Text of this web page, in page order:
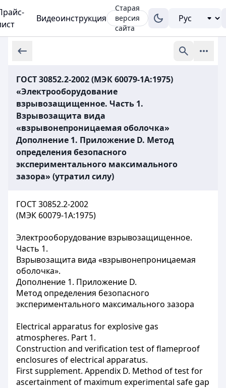
Видеоинструкция
Старая
версия
сайта
ГОСТ 30852.2-2002 (МЭК 60079-1А:1975)
«Электрооборудование
взрывозащищенное. Часть 1.
Взрывозащита вида
«взрывонепроницаемая оболочка»
Дополнение 1. Приложение D. Метод
определения безопасного
экспериментального максимального
зазора» (утратил силу)
ГОСТ 30852.2-2002
(МЭК 60079-1А:1975)
Электрооборудование взрывозащищенное.
Часть 1.
Взрывозащита вида «взрывонепроницаемая
оболочка».
Дополнение 1. Приложение D.
Метод определения безопасного
экспериментального максимального зазора
Electrical apparatus for explosive gas
atmospheres. Part 1.
Construction and verification test of flameproof
enclosures of electrical apparatus.
First supplement. Appendix D. Method of test for
ascertainment of maximum experimental safe gap